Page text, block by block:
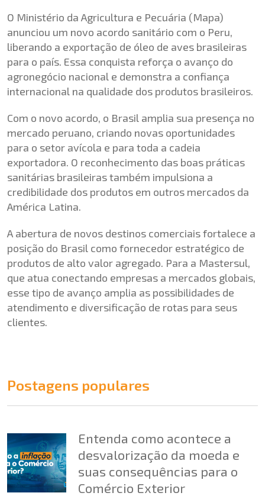
O Ministério da Agricultura e Pecuária (Mapa)
anunciou um novo acordo sanitário com o Peru,
liberando a exportação de óleo de aves brasileiras
para o país. Essa conquista reforça o avanço do
agronegócio nacional e demonstra a confiança
internacional na qualidade dos produtos brasileiros.
Com o novo acordo, o Brasil amplia sua presença no
mercado peruano, criando novas oportunidades
para o setor avícola e para toda a cadeia
exportadora. O reconhecimento das boas práticas
sanitárias brasileiras também impulsiona a
credibilidade dos produtos em outros mercados da
América Latina.
A abertura de novos destinos comerciais fortalece a
posição do Brasil como fornecedor estratégico de
produtos de alto valor agregado. Para a Mastersul,
que atua conectando empresas a mercados globais,
esse tipo de avanço amplia as possibilidades de
atendimento e diversificação de rotas para seus
clientes.
Postagens populares
Entenda como acontece a
desvalorização da moeda e
suas consequências para o
Comércio Exterior